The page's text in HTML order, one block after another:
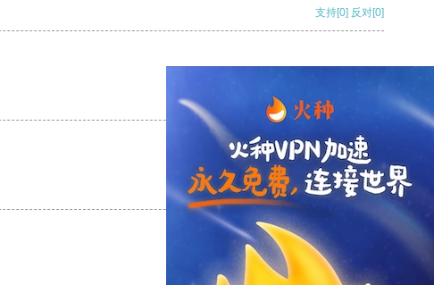
支持[0] 反对[0]
支持
支持[0] 反对[0]
支持[0] 反对[0]